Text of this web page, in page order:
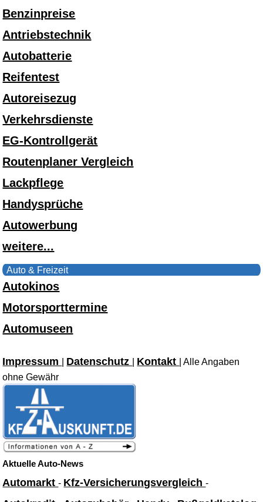
Benzinpreise
Antriebstechnik
Autobatterie
Reifentest
Autoreisezug
Verkehrsdienste
EG-Kontrollgerät
Routenplaner Vergleich
Lackpflege
Handysprüche
Autowerbung
weitere...
Auto & Freizeit
Autokinos
Motorsporttermine
Automuseen
Impressum Datenschutz Kontakt
| Alle Angaben
ohne Gewähr
Aktuelle Auto-News
Automarkt- Kfz-Versicherungsvergleich-